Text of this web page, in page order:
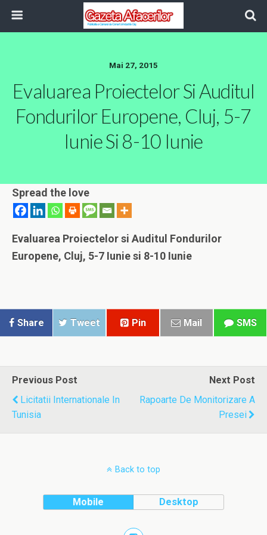
Mai 27, 2015
Evaluarea Proiectelor Si Auditul
Fondurilor Europene, Cluj, 5-7
Iunie Si 8-10 Iunie
Spread the love
Evaluarea Proiectelor si Auditul Fondurilor
Europene, Cluj, 5-7 Iunie si 8-10 Iunie
Share Tweet Pin Mail SMS
Previous Post
Licitatii Internationale In
Tunisia
Next Post
Rapoarte De Monitorizare A
Presei
Back to top
Mobile Desktop